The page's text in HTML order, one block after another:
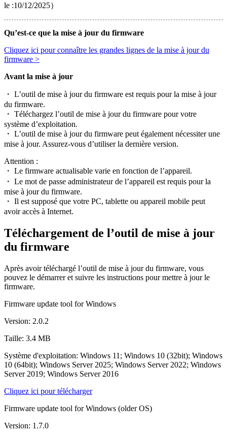
le :10/12/2025）
Qu’est-ce que la mise à jour du firmware
Cliquez ici pour connaître les grandes lignes de la mise à jour du
firmware >
Avant la mise à jour
・ L’outil de mise à jour du firmware est requis pour la mise à jour
du firmware.
・ Téléchargez l’outil de mise à jour du firmware pour votre
système d’exploitation.
・ L’outil de mise à jour du firmware peut également nécessiter une
mise à jour. Assurez-vous d’utiliser la dernière version.
Attention :
・ Le firmware actualisable varie en fonction de l’appareil.
・ Le mot de passe administrateur de l’appareil est requis pour la
mise à jour du firmware.
・ Il est supposé que votre PC, tablette ou appareil mobile peut
avoir accès à Internet.
Téléchargement de l’outil de mise à jour
du firmware
Après avoir téléchargé l’outil de mise à jour du firmware, vous
pouvez le démarrer et suivre les instructions pour mettre à jour le
firmware.
Firmware update tool for Windows
Version: 2.0.2
Taille: 3.4 MB
Système d'exploitation: Windows 11; Windows 10 (32bit); Windows
10 (64bit); Windows Server 2025; Windows Server 2022; Windows
Server 2019; Windows Server 2016
Cliquez ici pour télécharger
Firmware update tool for Windows (older OS)
Version: 1.7.0